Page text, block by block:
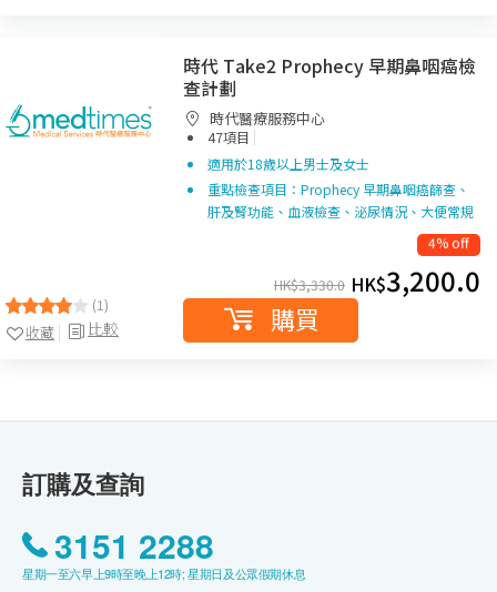
(1)
比較
收藏
時代 Take2 Prophecy 早期鼻咽癌檢
查計劃
時代醫療服務中心
47項目 |
適用於18歲以上男士及女士
重點檢查項目：Prophecy 早期鼻咽癌篩查、
肝及腎功能、血液檢查、泌尿情況、大便常規
4% off
HK$3,330.0 HK$3,200.0
購買
訂購及查詢
3151 2288
星期一至六早上9時至晚上12時; 星期日及公眾假期休息